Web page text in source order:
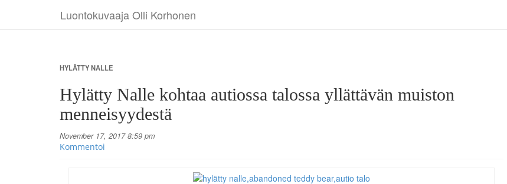
Luontokuvaaja Olli Korhonen
HYLÄTTY NALLE
Hylätty Nalle kohtaa autiossa talossa yllättävän muiston
menneisyydestä
November 17, 2017 8:59 pm
Kommentoi